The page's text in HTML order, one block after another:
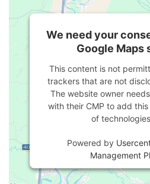
We need your
Google Maps
This content is not
trackers that are not
The website owner
with their CMP to add
of
Powered by
Management